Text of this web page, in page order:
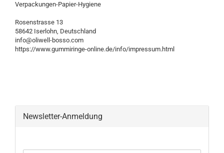
Verpackungen-Papier-Hygiene
Rosenstrasse 13
58642 Iserlohn, Deutschland
info@oliwell-bosso.com
https://www.gummiringe-online.de/info/impressum.html
Newsletter-Anmeldung